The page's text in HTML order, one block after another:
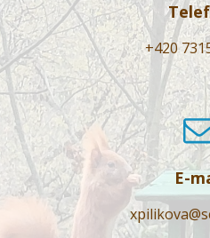
+420
E-